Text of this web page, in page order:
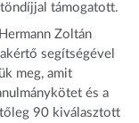
támogatott.
Zoltán
segítségével
meg, amit
és a
90 kiválasztott